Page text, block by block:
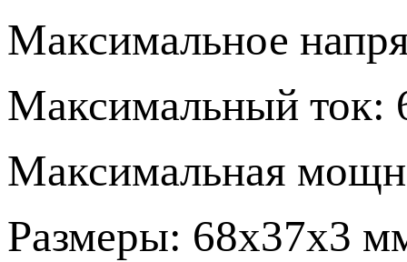
Максимальное
Максимальный ток:
Максимальная
Размеры: 68х37х3